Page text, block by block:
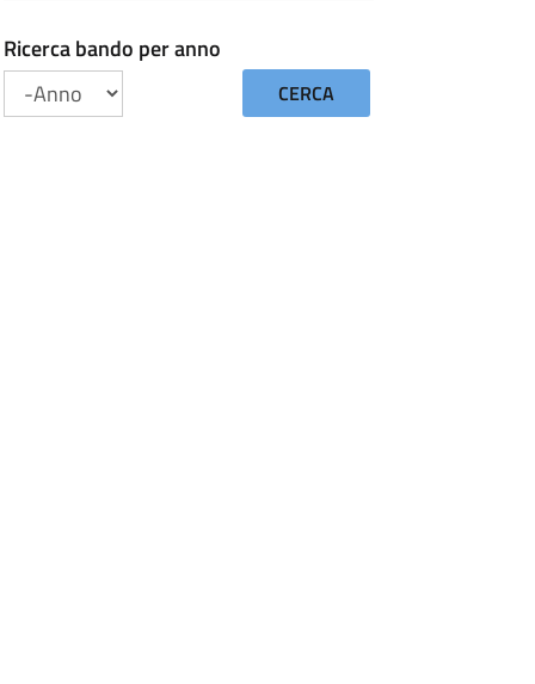
Ricerca bando per anno
CERCA